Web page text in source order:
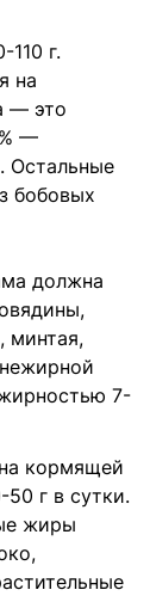
г.
на
— это
—
Остальные
бобовых
должна
минтая,
7-
кормящей
г в сутки.
жиры